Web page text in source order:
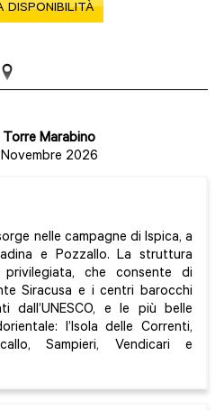
DISPONIBILITÀ
Marabino
Novembre 2026
nelle campagne di Ispica, a
e Pozzallo. La struttura
che consente di
Siracusa e i centri barocchi
e le più belle
l’Isola delle Correnti,
Sampieri, Vendicari e